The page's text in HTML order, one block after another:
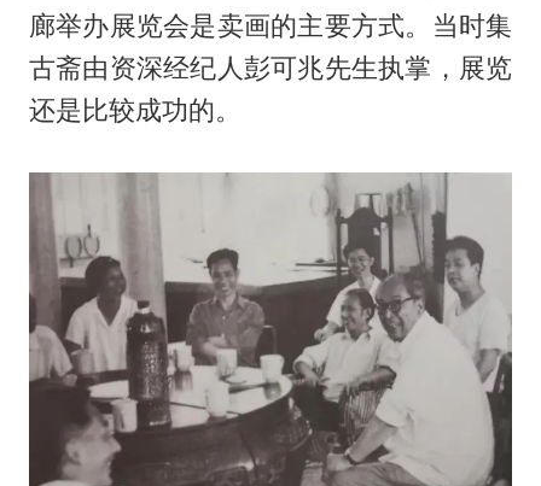
廊举办展览会是卖画的主要方式。当时集
古斋由资深经纪人彭可兆先生执掌，展览
还是比较成功的。